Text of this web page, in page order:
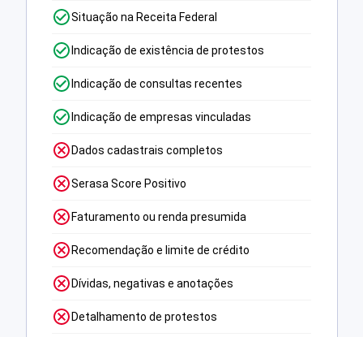
Situação na Receita Federal
Indicação de existência de protestos
Indicação de consultas recentes
Indicação de empresas vinculadas
Dados cadastrais completos
Serasa Score Positivo
Faturamento ou renda presumida
Recomendação e limite de crédito
Dívidas, negativas e anotações
Detalhamento de protestos